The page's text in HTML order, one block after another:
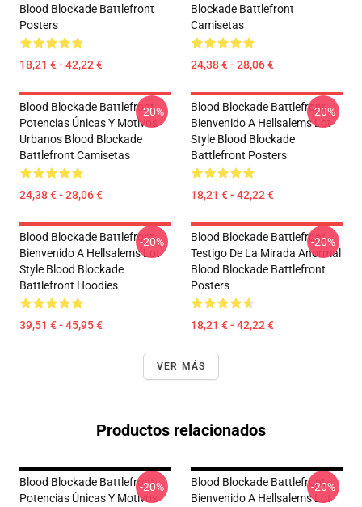
Blood Blockade Battlefront
Posters
18,21 € - 42,22 €
Blockade Battlefront
Camisetas
24,38 € - 28,06 €
Blood Blockade Battlefront
Potencias Únicas Y Motivos
Urbanos Blood Blockade
Battlefront Camisetas
24,38 € - 28,06 €
-20%
Blood Blockade Battlefront
Bienvenido A Hellsalems Lot
Style Blood Blockade
Battlefront Posters
18,21 € - 42,22 €
-20%
Blood Blockade Battlefront
Bienvenido A Hellsalems Lot
Style Blood Blockade
Battlefront Hoodies
39,51 € - 45,95 €
-20%
Blood Blockade Battlefront
Testigo De La Mirada Anormal
Blood Blockade Battlefront
Posters
18,21 € - 42,22 €
-20%
VER MÁS
Productos relacionados
Blood Blockade Battlefront
Potencias Únicas Y Motivos
-20%
Blood Blockade Battlefront
Bienvenido A Hellsalems Lot
-20%